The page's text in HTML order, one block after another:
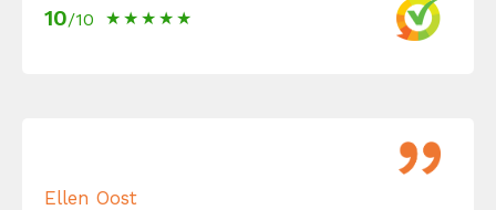
10/10
Ellen Oost